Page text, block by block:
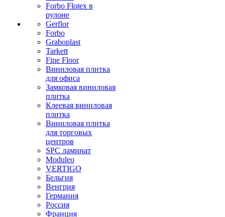
Forbo Flotex в
рулоне
Gerflor
Forbo
Graboplast
Tarkett
Fine Floor
Виниловая плитка
для офиса
Замковая виниловая
плитка
Клеевая виниловая
плитка
Виниловая плитка
для торговых
центров
SPC ламинат
Moduleo
VERTIGO
Бельгия
Венгрия
Германия
Россия
Франция